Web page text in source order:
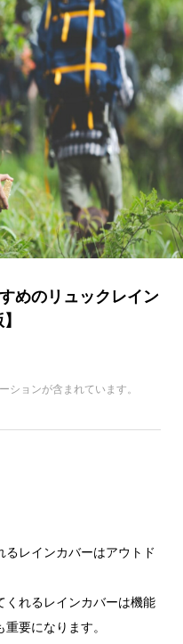
めのリュックレイン
ションが含まれています。
レインカバーはアウトド
くれるレインカバーは機能
要になります。